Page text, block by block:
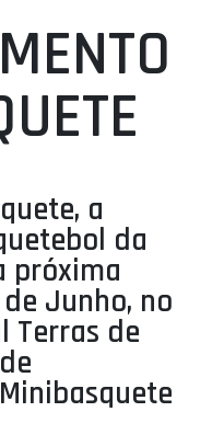
a
da
próxima
Junho, no
Terras de